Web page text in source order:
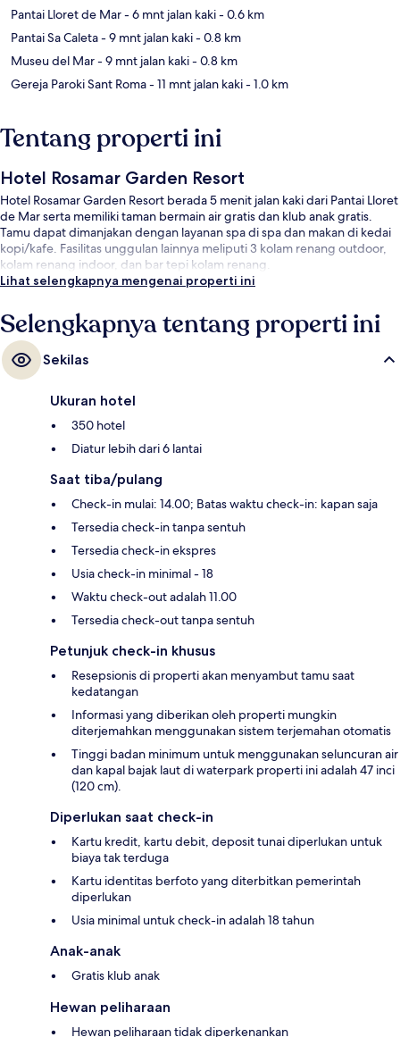
Pantai Lloret de Mar- 6 mnt jalan kaki- 0.6 km
Pantai Sa Caleta- 9 mnt jalan kaki- 0.8 km
Museu del Mar- 9 mnt jalan kaki- 0.8 km
Gereja Paroki Sant Roma- 11 mnt jalan kaki- 1.0 km
Tentang properti ini
Hotel Rosamar Garden Resort
Hotel Rosamar Garden Resort berada 5 menit jalan kaki dari Pantai Lloret
de Mar serta memiliki taman bermain air gratis dan klub anak gratis.
Tamu dapat dimanjakan dengan layanan spa di spa dan makan di kedai
kopi/kafe. Fasilitas unggulan lainnya meliputi 3 kolam renang outdoor,
kolam renang indoor, dan bar tepi kolam renang.
Lihat selengkapnya mengenai properti ini
Selengkapnya tentang properti ini
Sekilas
Ukuran hotel
350 hotel
Diatur lebih dari 6 lantai
Saat tiba/pulang
Check-in mulai: 14.00; Batas waktu check-in: kapan saja
Tersedia check-in tanpa sentuh
Tersedia check-in ekspres
Usia check-in minimal - 18
Waktu check-out adalah 11.00
Tersedia check-out tanpa sentuh
Petunjuk check-in khusus
Resepsionis di properti akan menyambut tamu saat
kedatangan
Informasi yang diberikan oleh properti mungkin
diterjemahkan menggunakan sistem terjemahan otomatis
Tinggi badan minimum untuk menggunakan seluncuran air
dan kapal bajak laut di waterpark properti ini adalah 47 inci
(120 cm).
Diperlukan saat check-in
Kartu kredit, kartu debit, deposit tunai diperlukan untuk
biaya tak terduga
Kartu identitas berfoto yang diterbitkan pemerintah
diperlukan
Usia minimal untuk check-in adalah 18 tahun
Anak-anak
Gratis klub anak
Hewan peliharaan
Hewan peliharaan tidak diperkenankan